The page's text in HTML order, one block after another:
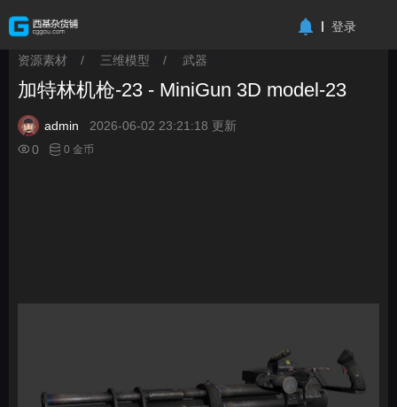
登录
资源素材 / 三维模型 / 武器
加特林机枪-23 - MiniGun 3D model-23
admin
2026-06-02 23:21:18 更新
0
0 金币